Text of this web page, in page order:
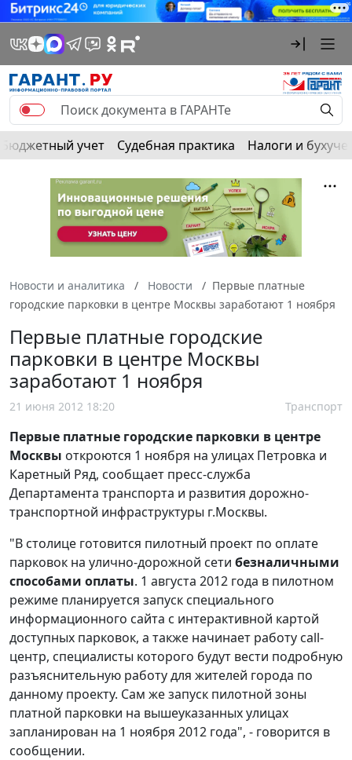
Бюджетный учет Судебная практика Налоги и
Новости и аналитика Новости
Первые платные
городские парковки в центре Москвы заработают 1 ноября
Первые платные городские
парковки в центре Москвы
заработают 1 ноября
21 июня 2012 18:20 Транспорт
Первые платные городские парковки в центре
Москвы откроются 1 ноября на улицах Петровка и
Каретный Ряд, сообщает пресс-служба
Департамента транспорта и развития дорожно-
транспортной инфраструктуры г.Москвы.
"В столице готовится пилотный проект по оплате
парковок на улично-дорожной сети безналичными
способами оплаты. 1 августа 2012 года в пилотном
режиме планируется запуск специального
информационного сайта с интерактивной картой
доступных парковок, а также начинает работу call-
центр, специалисты которого будут вести подробную
разъяснительную работу для жителей города по
данному проекту. Сам же запуск пилотной зоны
платной парковки на вышеуказанных улицах
запланирован на 1 ноября 2012 года", - говорится в
сообщении.